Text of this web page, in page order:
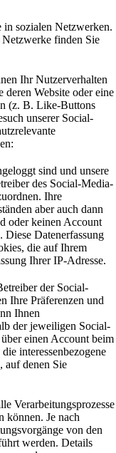
sozialen Netzwerken.
finden Sie
Ihr Nutzerverhalten
deren Website oder eine
(z. B. Like-Buttons
unserer Social-
sind und unsere
des Social-Media-
Ihre
aber auch dann
oder keinen Account
Datenerfassung
die auf Ihrem
Ihrer IP-Adresse.
der Social-
Ihre Präferenzen und
Ihnen
der jeweiligen Social-
einen Account beim
interessenbezogene
auf denen Sie
Verarbeitungsprozesse
können. Je nach
von den
werden. Details